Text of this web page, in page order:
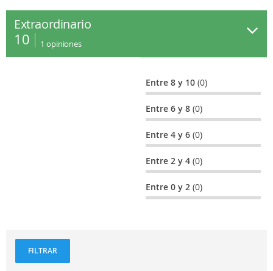
Extraordinario
10 1 opiniones
Entre 8 y 10(0)
Entre 6 y 8(0)
Entre 4 y 6(0)
Entre 2 y 4(0)
Entre 0 y 2(0)
FILTRAR